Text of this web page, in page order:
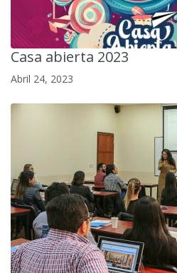
Casa abierta 2023
Abril 24, 2023